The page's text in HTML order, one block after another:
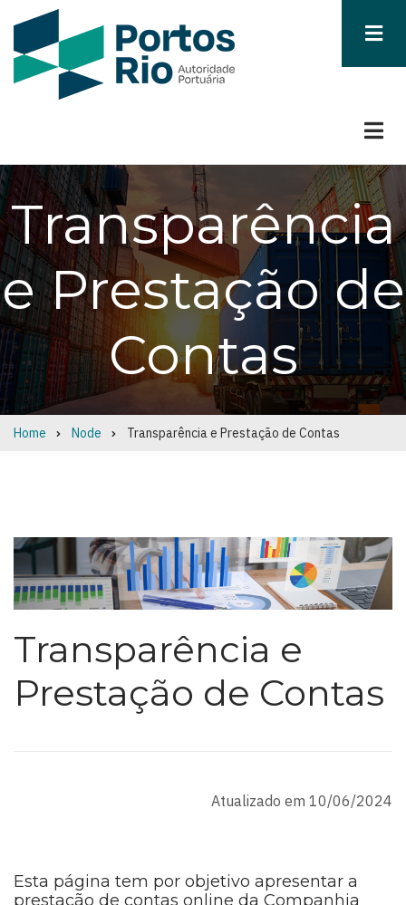
Transparência
e Prestação de
Contas
Breadcrumb
Home Node Transparência e Prestação de Contas
Transparência e
Prestação de Contas
Atualizado em 10/06/2024
Esta página tem por objetivo apresentar a
prestação de contas online da Companhia